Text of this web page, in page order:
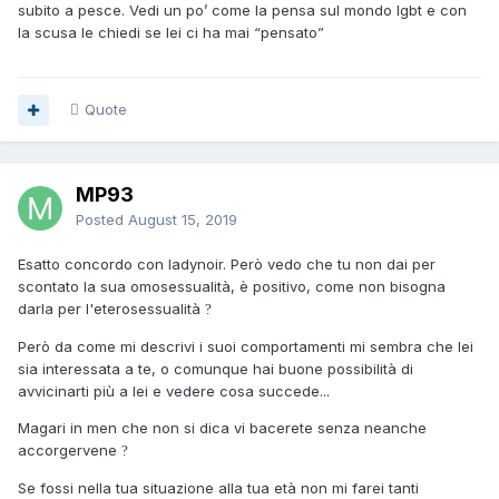
subito a pesce. Vedi un po’ come la pensa sul mondo lgbt e con
la scusa le chiedi se lei ci ha mai “pensato”
Quote
MP93
Posted August 15, 2019
Esatto concordo con ladynoir. Però vedo che tu non dai per
scontato la sua omosessualità, è positivo, come non bisogna
darla per l'eterosessualità ?
Però da come mi descrivi i suoi comportamenti mi sembra che lei
sia interessata a te, o comunque hai buone possibilità di
avvicinarti più a lei e vedere cosa succede...
Magari in men che non si dica vi bacerete senza neanche
accorgervene ?
Se fossi nella tua situazione alla tua età non mi farei tanti